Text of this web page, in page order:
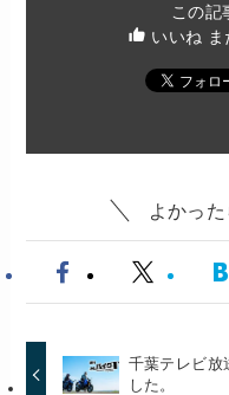
この記
いいね ま
よかっ
千葉テレビ放
した。